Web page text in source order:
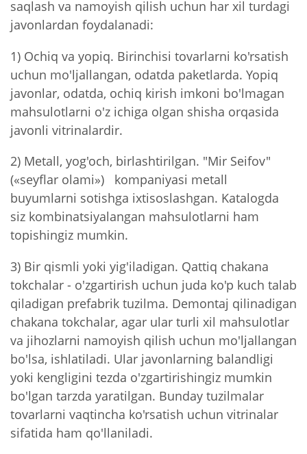
saqlash va namoyish qilish uchun har xil turdagi
javonlardan foydalanadi:
1) Ochiq va yopiq. Birinchisi tovarlarni ko'rsatish
uchun mo'ljallangan, odatda paketlarda. Yopiq
javonlar, odatda, ochiq kirish imkoni bo'lmagan
mahsulotlarni o'z ichiga olgan shisha orqasida
javonli vitrinalardir.
2) Metall, yog'och, birlashtirilgan. "Mir Seifov"
(«seyflar olami») kompaniyasi metall
buyumlarni sotishga ixtisoslashgan. Katalogda
siz kombinatsiyalangan mahsulotlarni ham
topishingiz mumkin.
3) Bir qismli yoki yig'iladigan. Qattiq chakana
tokchalar - o'zgartirish uchun juda ko'p kuch talab
qiladigan prefabrik tuzilma. Demontaj qilinadigan
chakana tokchalar, agar ular turli xil mahsulotlar
va jihozlarni namoyish qilish uchun mo'ljallangan
bo'lsa, ishlatiladi. Ular javonlarning balandligi
yoki kengligini tezda o'zgartirishingiz mumkin
bo'lgan tarzda yaratilgan. Bunday tuzilmalar
tovarlarni vaqtincha ko'rsatish uchun vitrinalar
sifatida ham qo'llaniladi.